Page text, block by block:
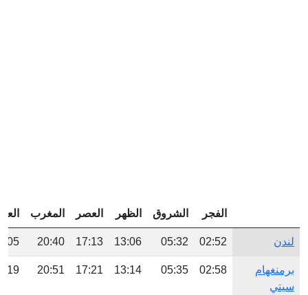
الفجر الشروق الظهر العصر المغرب
لندن 02:52
05:32
13:06
17:13
20:40
برمنغهام
سيتي
02:58
05:35
13:14
17:21
20:51